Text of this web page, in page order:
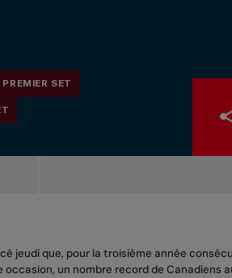
PREMIER SET
jeudi que, pour la troisième année
occasion, un nombre record de Canadiens